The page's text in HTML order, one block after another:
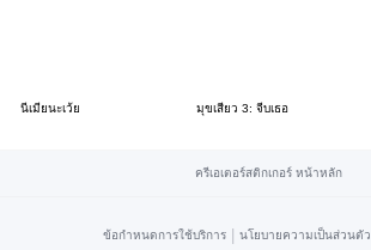
นี่เมียนะเว้ย มุขเสี่ยว 3: จีบเธอ
ครีเอเตอร์สติกเกอร์ หน้าหลัก
ข้อกำหนดการใช้บริการ | นโยบายความเป็นส่วนตัว